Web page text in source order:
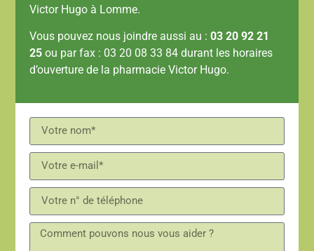
Victor Hugo à Lomme.
Vous pouvez nous joindre aussi au :03 20 92 21
25 ou par fax : 03 20 08 33 84 durant les horaires
d’ouverture de la pharmacie Victor Hugo.